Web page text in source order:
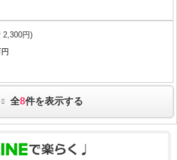
2,300円)
全8件を表示する